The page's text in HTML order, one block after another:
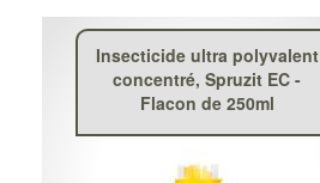
Insecticide ultra polyvalent
concentré, Spruzit EC -
Flacon de 250ml